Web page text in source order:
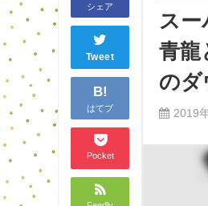
シェア
Tweet
B!
はてブ
Pocket
ス
青龍
のダ
2019